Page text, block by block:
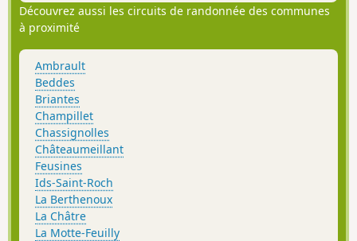
Découvrez aussi les circuits de randonnée des communes
à proximité
Ambrault
Beddes
Briantes
Champillet
Chassignolles
Châteaumeillant
Feusines
Ids-Saint-Roch
La Berthenoux
La Châtre
La Motte-Feuilly